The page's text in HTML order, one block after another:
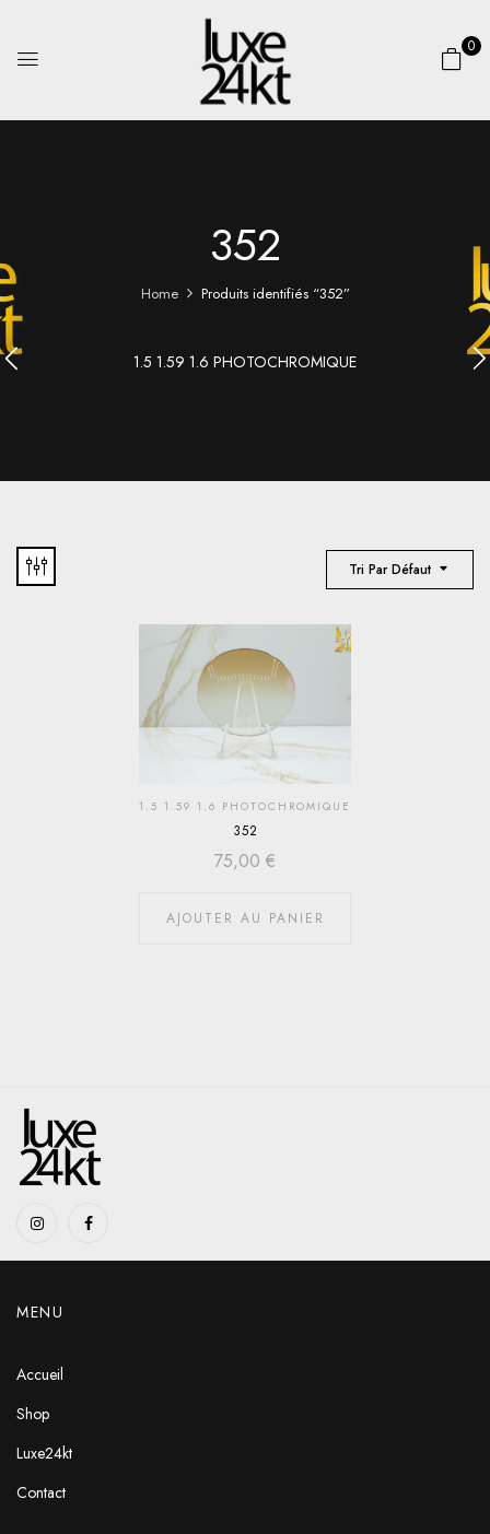
0
352
Home Produits identifiés “352”
1.5 1.59 1.6 PHOTOCHROMIQUE
Tri Par Défaut
1.5 1.59 1.6 PHOTOCHROMIQUE
352
75,00 €
AJOUTER AU PANIER
MENU
Accueil
Shop
Luxe24kt
Contact